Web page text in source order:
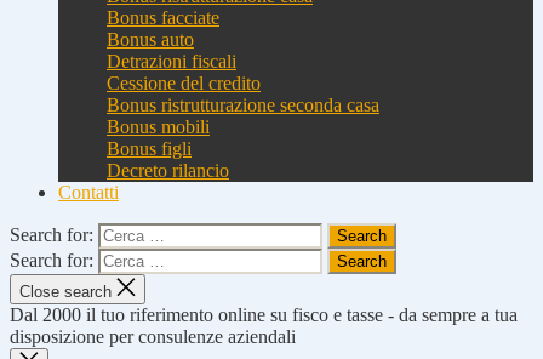
Bonus facciate
Bonus auto
Detrazioni fiscali
Cessione del credito
Bonus ristrutturazione seconda casa
Bonus mobili
Bonus figli
Decreto rilancio
Contatti
Search for:
Search for:
Close search
Dal 2000 il tuo riferimento online su fisco e tasse - da sempre a tua
disposizione per consulenze aziendali